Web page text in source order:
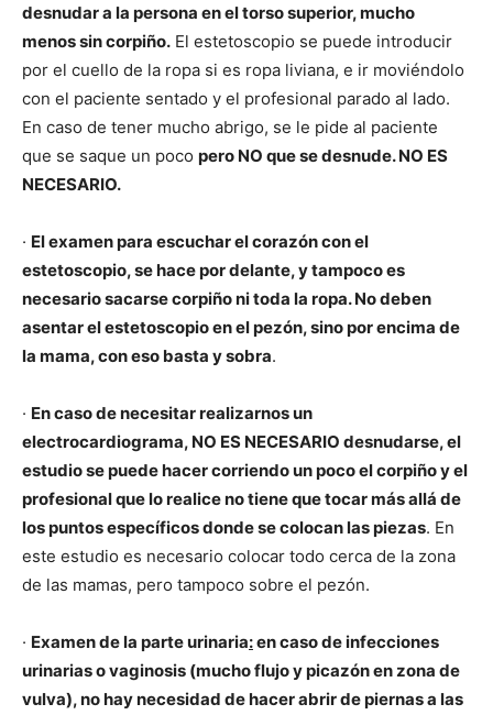
desnudar a la persona en el torso superior, mucho
menos sin corpiño. El estetoscopio se puede introducir
por el cuello de la ropa si es ropa liviana, e ir moviéndolo
con el paciente sentado y el profesional parado al lado.
En caso de tener mucho abrigo, se le pide al paciente
que se saque un poco pero NO que se desnude. NO ES
NECESARIO.
· El examen para escuchar el corazón con el
estetoscopio, se hace por delante, y tampoco es
necesario sacarse corpiño ni toda la ropa. No deben
asentar el estetoscopio en el pezón, sino por encima de
la mama, con eso basta y sobra.
· En caso de necesitar realizarnos un
electrocardiograma, NO ES NECESARIO desnudarse, el
estudio se puede hacer corriendo un poco el corpiño y el
profesional que lo realice no tiene que tocar más allá de
los puntos específicos donde se colocan las piezas. En
este estudio es necesario colocar todo cerca de la zona
de las mamas, pero tampoco sobre el pezón.
· Examen de la parte urinaria:en caso de infecciones
urinarias o vaginosis (mucho flujo y picazón en zona de
vulva), no hay necesidad de hacer abrir de piernas a las